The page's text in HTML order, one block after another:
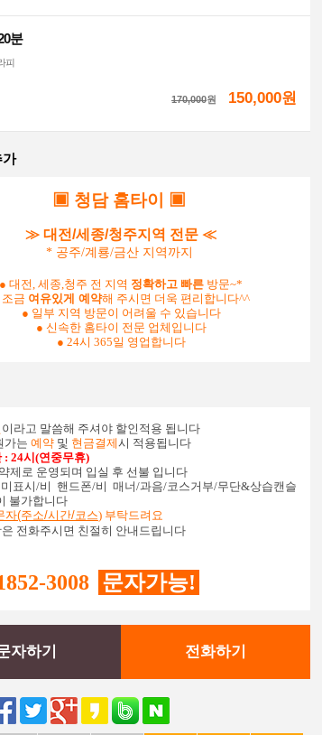
분
피
170,000원 150,000원
가
▣ 청담 홈타이 ▣
≫ 대전/세종/청주지역 전문 ≪
* 공주/계룡/금산 지역까지
● 대전, 세종,청주 전 지역 정확하고 빠른 방문~*
조금 여유있게 예약해 주시면 더욱 편리합니다^^
● 일부 지역 방문이 어려울 수 있습니다
● 신속한 홈타이 전문 업체입니다
● 24시 365일 영업합니다
이라고 말씀해 주셔야 할인적용 됩니다
가는 예약 및 현금결제시 적용됩니다
: 24시(연중무휴)
제로 운영되며 입실 후 선불 입니다
표시/비 핸드폰/비 매너/과음/코스거부/무단&상습캔슬
불가합니다
자(주소/시간/코스) 부탁드려요
전화주시면 친절히 안내드립니다
3008 문자가능!
자하기 전화하기